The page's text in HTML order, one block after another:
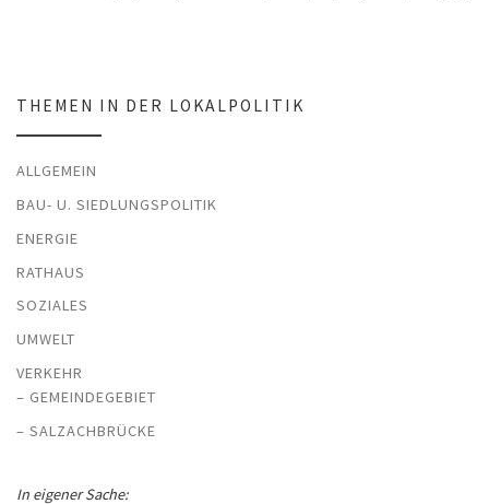
THEMEN IN DER LOKALPOLITIK
ALLGEMEIN
BAU- U. SIEDLUNGSPOLITIK
ENERGIE
RATHAUS
SOZIALES
UMWELT
VERKEHR
– GEMEINDEGEBIET
– SALZACHBRÜCKE
In eigener Sache: